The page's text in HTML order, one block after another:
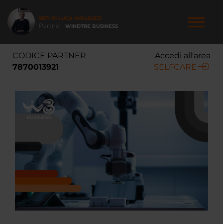
contenuto
principale
SETI DI LUCA MIGLIOZZI
Partner WINDTRE BUSINESS
CODICE PARTNER
7870013921
Accedi all'area
SELFCARE
NAVIGAZIONE
PRINCIPALE